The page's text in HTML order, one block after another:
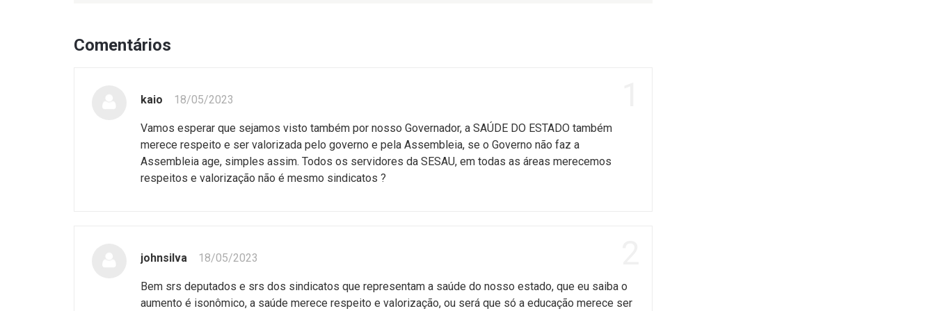
Comentários
kaio 18/05/2023
Vamos esperar que sejamos visto também por nosso Governador, a SAÚDE DO ESTADO também
merece respeito e ser valorizada pelo governo e pela Assembleia, se o Governo não faz a
Assembleia age, simples assim. Todos os servidores da SESAU, em todas as áreas merecemos
respeitos e valorização não é mesmo sindicatos ?
johnsilva 18/05/2023
Bem srs deputados e srs dos sindicatos que representam a saúde do nosso estado, que eu saiba o
aumento é isonômico, a saúde merece respeito e valorização, ou será que só a educação merece ser